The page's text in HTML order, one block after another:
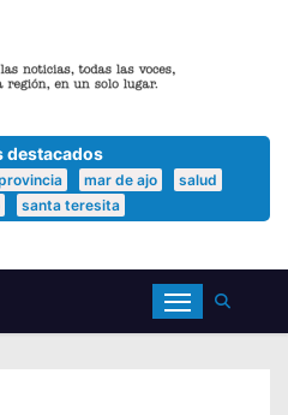
destacados
mar de ajo
salud
santa teresita